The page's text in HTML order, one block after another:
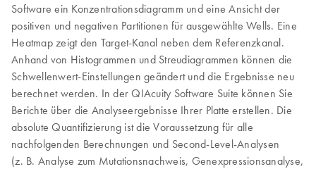
Software ein Konzentrationsdiagramm und eine Ansicht der
positiven und negativen Partitionen für ausgewählte Wells. Eine
Heatmap zeigt den Target-Kanal neben dem Referenzkanal.
Anhand von Histogrammen und Streudiagrammen können die
Schwellenwert-Einstellungen geändert und die Ergebnisse neu
berechnet werden. In der QIAcuity Software Suite können Sie
Berichte über die Analyseergebnisse Ihrer Platte erstellen. Die
absolute Quantifizierung ist die Voraussetzung für alle
nachfolgenden Berechnungen und Second-Level-Analysen
(z. B. Analyse zum Mutationsnachweis, Genexpressionsanalyse,